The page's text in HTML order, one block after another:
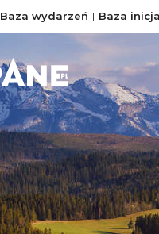
Baza wydarzeń Baza